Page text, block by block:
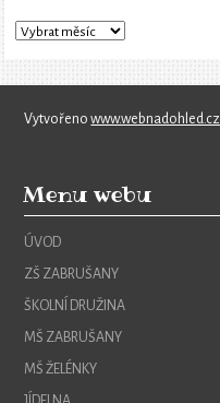
Vytvořenowww.webnadohled.cz
Menu webu
ÚVOD
ZŠ ZABRUŠANY
ŠKOLNÍ DRUŽINA
MŠ ZABRUŠANY
MŠ ŽELÉNKY